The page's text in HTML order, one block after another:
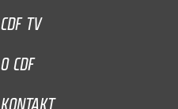
CDF TV
O CDF
KONTAKT